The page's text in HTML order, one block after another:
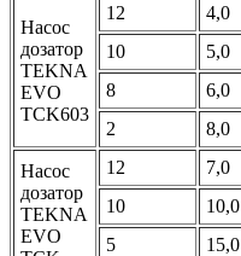
Насос
дозатор
TEKNA
EVO
TCK603
12 4,0
10 5,0
8
6,0
2
8,0
Насос
дозатор
TEKNA
EVO
12 7,0
10 10,0
5
15,0